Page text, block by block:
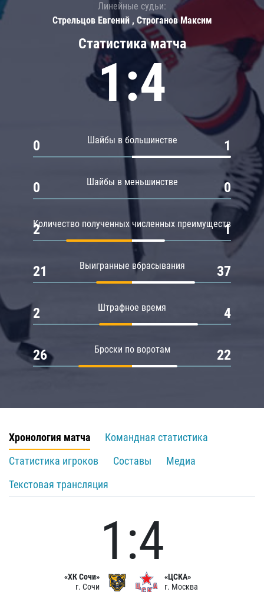
Статистика матча
1:4
Шайбы в большинстве
0 1
Шайбы в меньшинстве
0 0
Количество полученных численных преимуществ
2 1
Выигранные вбрасывания
21 37
Штрафное время
2 4
Броски по воротам
26 22
Линейные судьи:
Стрельцов Евгений , Строганов Максим
Хронология матча
Командная статистика
Статистика игроков
Составы
Медиа
Текстовая трансляция
«ХК Сочи»
г. Сочи
1:4
«ЦСКА»
г. Москва